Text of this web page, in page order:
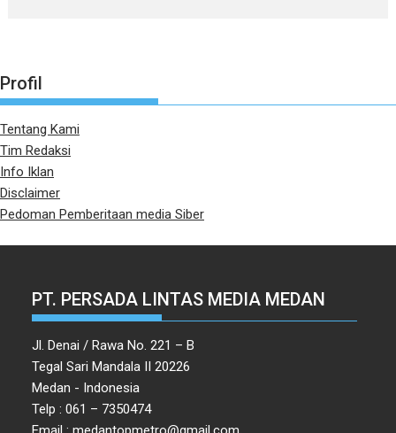
Profil
Tentang Kami
Tim Redaksi
Info Iklan
Disclaimer
Pedoman Pemberitaan media Siber
PT. PERSADA LINTAS MEDIA MEDAN
Jl. Denai / Rawa No. 221 – B
Tegal Sari Mandala II 20226
Medan - Indonesia
Telp : 061 – 7350474